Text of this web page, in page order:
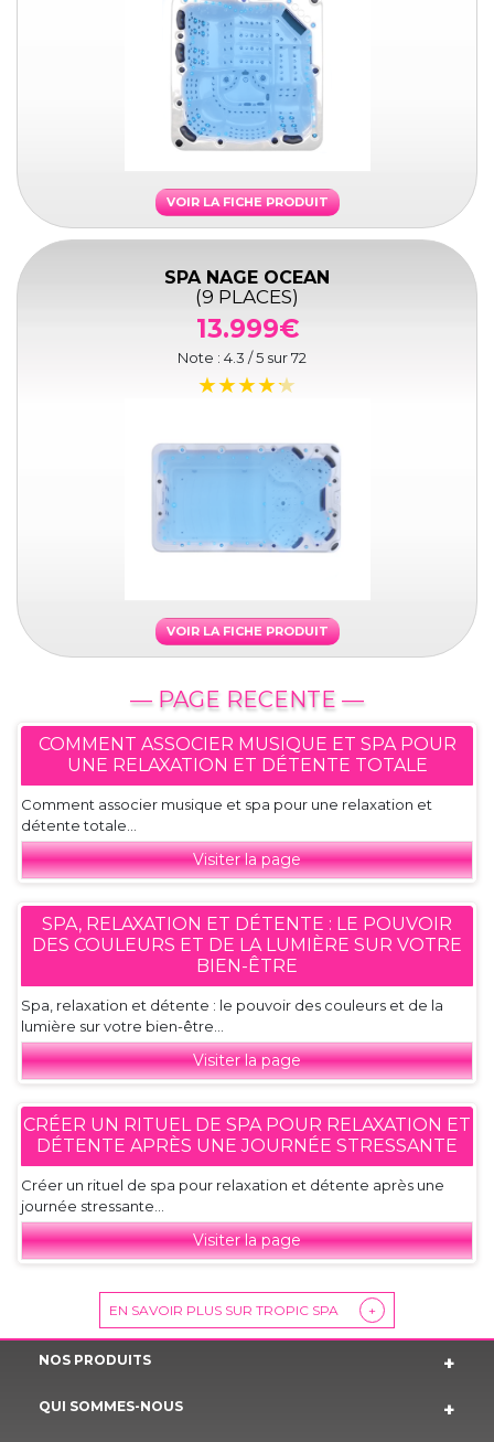
VOIR LA FICHE PRODUIT
SPA NAGE OCEAN
(9 PLACES)
13.999€
Note : 4.3 / 5 sur72
VOIR LA FICHE PRODUIT
— PAGE RECENTE —
COMMENT ASSOCIER MUSIQUE ET SPA POUR
UNE RELAXATION ET DÉTENTE TOTALE
Comment associer musique et spa pour une relaxation et
détente totale...
Visiter la page
SPA, RELAXATION ET DÉTENTE : LE POUVOIR
DES COULEURS ET DE LA LUMIÈRE SUR VOTRE
BIEN-ÊTRE
Spa, relaxation et détente : le pouvoir des couleurs et de la
lumière sur votre bien-être...
Visiter la page
CRÉER UN RITUEL DE SPA POUR RELAXATION ET
DÉTENTE APRÈS UNE JOURNÉE STRESSANTE
Créer un rituel de spa pour relaxation et détente après une
journée stressante...
Visiter la page
EN SAVOIR PLUS SUR TROPIC SPA +
NOS PRODUITS
QUI SOMMES-NOUS